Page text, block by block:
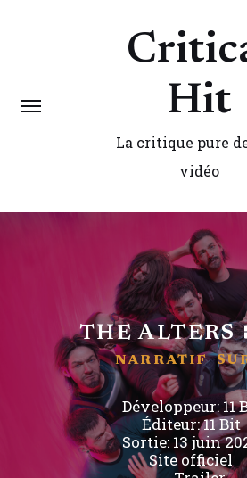
Hit
La critique pure
vidéo
THE ALTERS
NARRATIF
Développeur: 11
Éditeur:11 Bit
Sortie: 13 juin
Site officiel